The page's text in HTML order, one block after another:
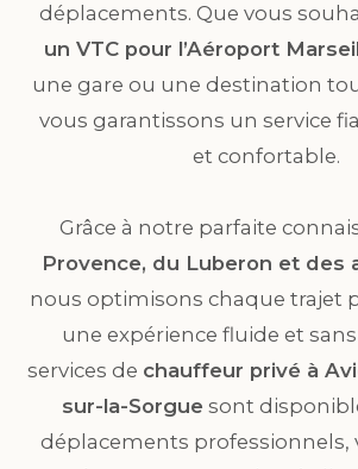
déplacements. Que vous
un VTC pour l’Aéroport
une gare ou une destination
vous garantissons un service
et confortable.
Grâce à notre parfaite
Provence, du Luberon et des
nous optimisons chaque trajet
une expérience fluide et
services de chauffeur privé à
sur-la-Sorgue sont
déplacements professionnels,